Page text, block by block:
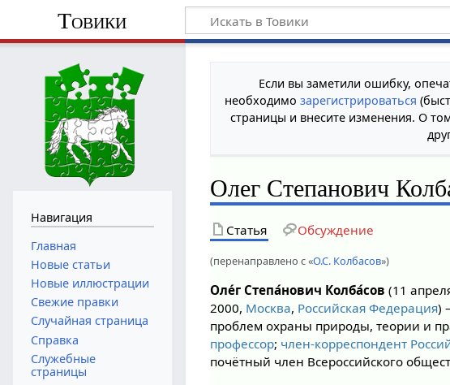
Товики
Если вы заметили ошибку,
необходимозарегистрироваться
страницы и внесите изменения. О
Олег Степанович
Статья Обсуждение
(перенаправлено с «О.С. Колбасов»)
Оле́г Степа́нович Колба́сов (11
2000, Москва, Российская Федерация)
проблем охраны природы, теории и
профессор; член-корреспондент
почётный член Всероссийского
Навигация
Главная
Новые статьи
Новые иллюстрации
Свежие правки
Случайная страница
Справка
Служебные
страницы